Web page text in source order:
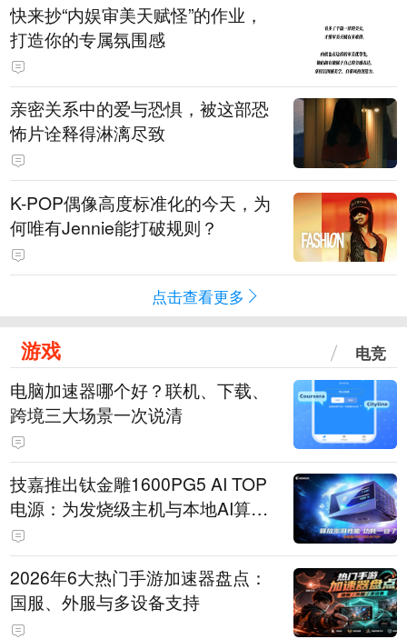
快来抄“内娱审美天赋怪”的作业，
打造你的专属氛围感
亲密关系中的爱与恐惧，被这部恐
怖片诠释得淋漓尽致
K-POP偶像高度标准化的今天，为
何唯有Jennie能打破规则？
点击查看更多
游戏 电竞
电脑加速器哪个好？联机、下载、
跨境三大场景一次说清
技嘉推出钛金雕1600PG5 AI TOP
电源：为发烧级主机与本地AI算力
打造旗舰供电方案
2026年6大热门手游加速器盘点：
国服、外服与多设备支持